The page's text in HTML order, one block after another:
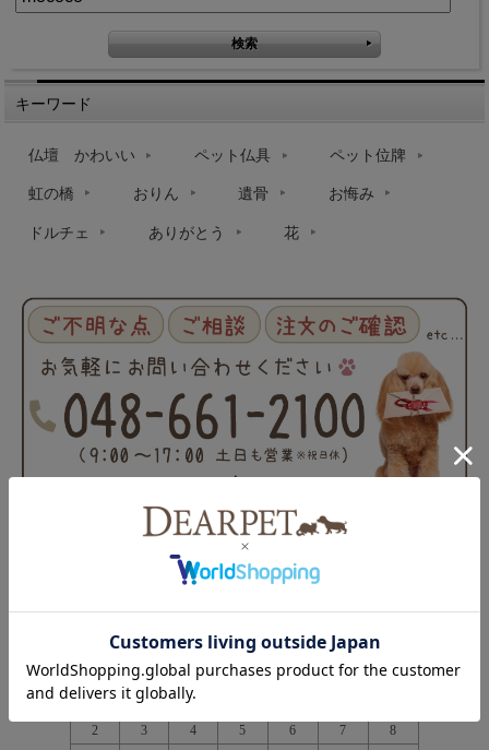
キーワード
仏壇 かわいい ペット仏具 ペット位牌
虹の橋 おりん 遺骨 お悔み
ドルチェ ありがとう 花